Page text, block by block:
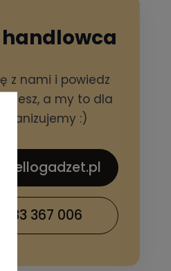
z nami i powiedz
a my to dla
:)
733 367 006